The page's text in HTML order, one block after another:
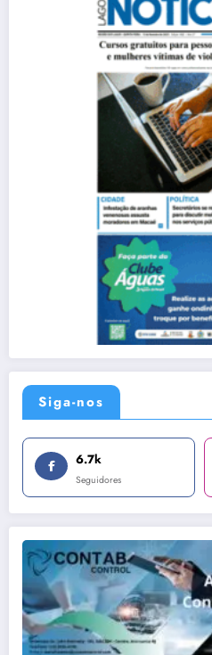
Siga-nos
6.7k
Seguidores